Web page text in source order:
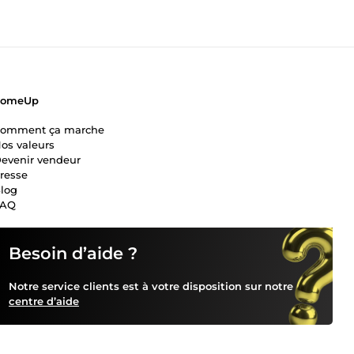
Besoin d’aide ?
Notre service clients est à votre disposition sur notre
centre d’aide
ça marche
valeurs
vendeur